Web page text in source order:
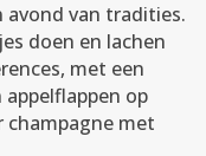
avond van tradities.
doen en lachen
met een
op
met